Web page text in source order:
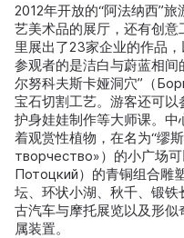
2012年开放的“阿法纳西”
艺美术品的展厅，还有创
里展出了23家企业的作品
参观者的是洁白与蔚蓝相
尔努科夫斯卡娅洞穴”（
宝石切割工艺。游客还可以
护身娃娃制作等大师课。
着观赏性植物，在名为“缪
творчество»）的小广场
Потоцкий）的青铜组合雕
坛、环状小湖、秋千、锻铁
古汽车与摩托展览以及形
属装置。